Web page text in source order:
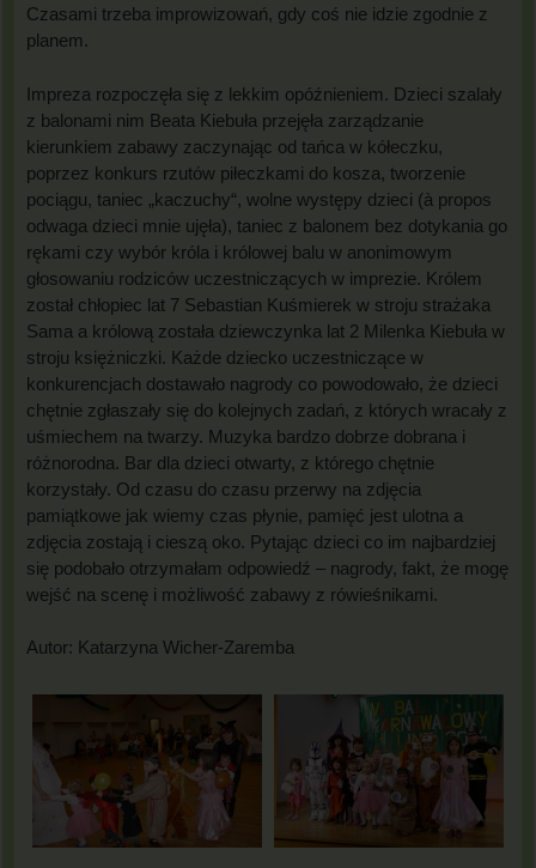
Czasami trzeba improwizowań, gdy coś nie idzie zgodnie z
planem.
Impreza rozpoczęła się z lekkim opóźnieniem. Dzieci szalały
z balonami nim Beata Kiebuła przejęła zarządzanie
kierunkiem zabawy zaczynając od tańca w kółeczku,
poprzez konkurs rzutów piłeczkami do kosza, tworzenie
pociągu, taniec „kaczuchy“, wolne występy dzieci (à propos
odwaga dzieci mnie ujęła), taniec z balonem bez dotykania go
rękami czy wybór króla i królowej balu w anonimowym
głosowaniu rodziców uczestniczących w imprezie. Królem
został chłopiec lat 7 Sebastian Kuśmierek w stroju strażaka
Sama a królową została dziewczynka lat 2 Milenka Kiebuła w
stroju księżniczki. Każde dziecko uczestniczące w
konkurencjach dostawało nagrody co powodowało, że dzieci
chętnie zgłaszały się do kolejnych zadań, z których wracały z
uśmiechem na twarzy. Muzyka bardzo dobrze dobrana i
różnorodna. Bar dla dzieci otwarty, z którego chętnie
korzystały. Od czasu do czasu przerwy na zdjęcia
pamiątkowe jak wiemy czas płynie, pamięć jest ulotna a
zdjęcia zostają i cieszą oko. Pytając dzieci co im najbardziej
się podobało otrzymałam odpowiedź – nagrody, fakt, że mogę
wejść na scenę i możliwość zabawy z rówieśnikami.
Autor: Katarzyna Wicher-Zaremba